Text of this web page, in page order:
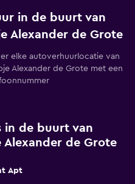
in de buurt van
Alexander de Grote
elke autoverhuurlocatie van
Alexander de Grote met een
in de buurt van
Alexander de Grote
Apt